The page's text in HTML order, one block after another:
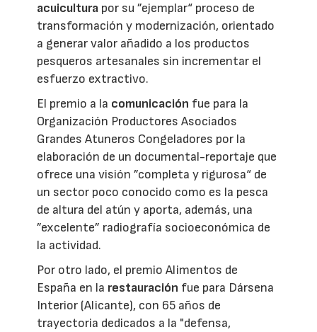
acuicultura por su ”ejemplar“ proceso de
transformación y modernización, orientado
a generar valor añadido a los productos
pesqueros artesanales sin incrementar el
esfuerzo extractivo.
El premio a la comunicación fue para la
Organización Productores Asociados
Grandes Atuneros Congeladores por la
elaboración de un documental-reportaje que
ofrece una visión ”completa y rigurosa“ de
un sector poco conocido como es la pesca
de altura del atún y aporta, además, una
”excelente” radiografía socioeconómica de
la actividad.
Por otro lado, el premio Alimentos de
España en la restauración fue para Dársena
Interior (Alicante), con 65 años de
trayectoria dedicados a la "defensa,